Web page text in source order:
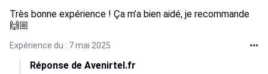
Très bonne expérience ! Ça m’a bien aidé, je recommande
🙌🏼
Expérience du : 7 mai 2025
Réponse de Avenirtel.fr